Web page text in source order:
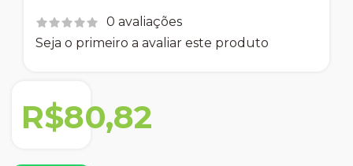
0 avaliações
Seja o primeiro a avaliar este produto
R$80,82